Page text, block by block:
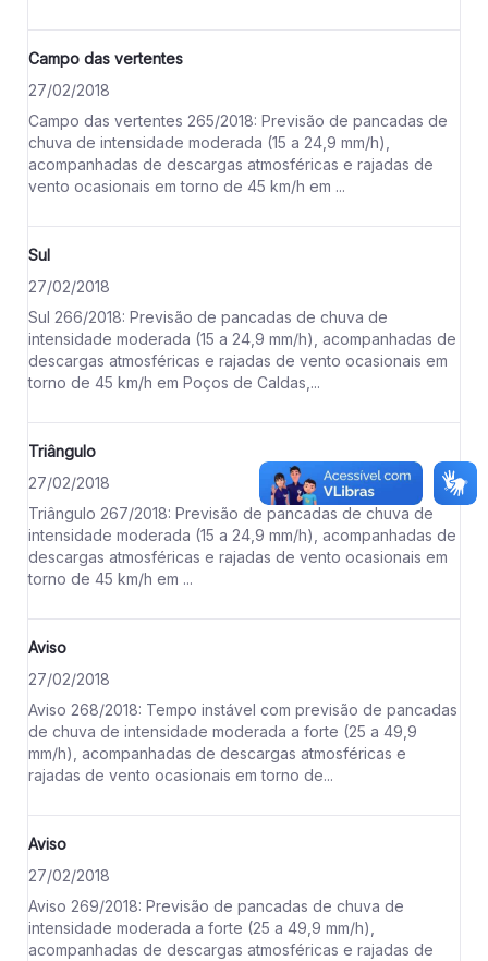
Campo das vertentes
27/02/2018
Campo das vertentes 265/2018: Previsão de pancadas de
chuva de intensidade moderada (15 a 24,9 mm/h),
acompanhadas de descargas atmosféricas e rajadas de
vento ocasionais em torno de 45 km/h em ...
Sul
27/02/2018
Sul 266/2018: Previsão de pancadas de chuva de
intensidade moderada (15 a 24,9 mm/h), acompanhadas de
descargas atmosféricas e rajadas de vento ocasionais em
torno de 45 km/h em Poços de Caldas,...
Triângulo
27/02/2018
Triângulo 267/2018: Previsão de pancadas de chuva de
intensidade moderada (15 a 24,9 mm/h), acompanhadas de
descargas atmosféricas e rajadas de vento ocasionais em
torno de 45 km/h em ...
Aviso
27/02/2018
Aviso 268/2018: Tempo instável com previsão de pancadas
de chuva de intensidade moderada a forte (25 a 49,9
mm/h), acompanhadas de descargas atmosféricas e
rajadas de vento ocasionais em torno de...
Aviso
27/02/2018
Aviso 269/2018: Previsão de pancadas de chuva de
intensidade moderada a forte (25 a 49,9 mm/h),
acompanhadas de descargas atmosféricas e rajadas de